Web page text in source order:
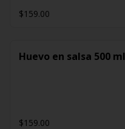
$159.00
Huevo en salsa 500 ml
$159.00